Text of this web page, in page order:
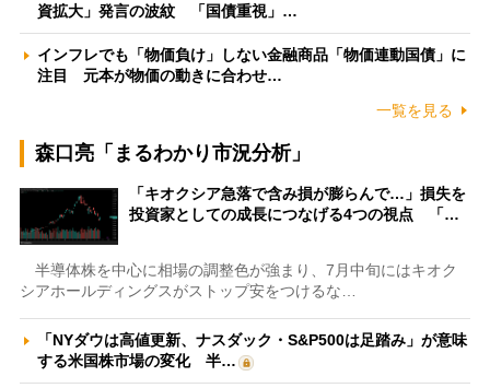
資拡大」発言の波紋 「国債重視」…
インフレでも「物価負け」しない金融商品「物価連動国債」に
注目 元本が物価の動きに合わせ…
一覧を見る
森口亮「まるわかり市況分析」
「キオクシア急落で含み損が膨らんで…」損失を
投資家としての成長につなげる4つの視点 「…
半導体株を中心に相場の調整色が強まり、7月中旬にはキオク
シアホールディングスがストップ安をつけるな…
「NYダウは高値更新、ナスダック・S&P500は足踏み」が意味
する米国株市場の変化 半…